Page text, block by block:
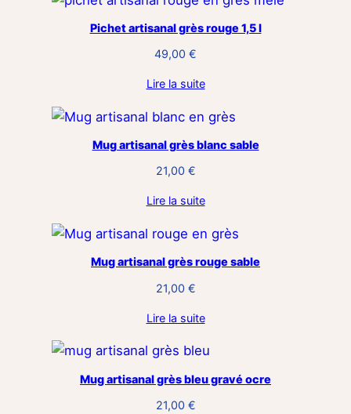
Pichet artisanal grès rouge 1,5 l
49,00 €
Lire la suite
Mug artisanal grès blanc sable
21,00 €
Lire la suite
Mug artisanal grès rouge sable
21,00 €
Lire la suite
Mug artisanal grès bleu gravé ocre
21,00 €